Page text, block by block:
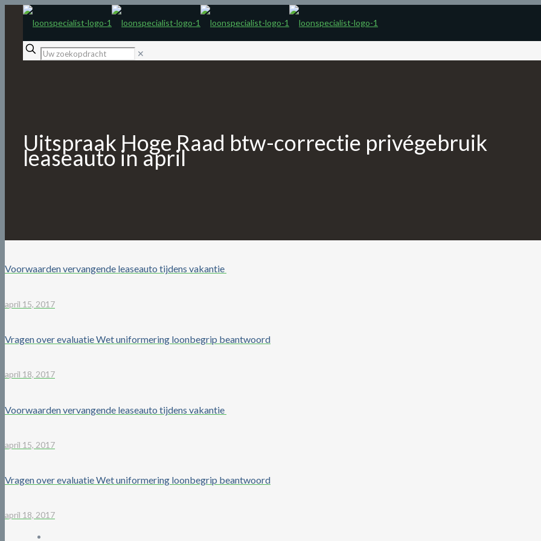
✕
Uitspraak Hoge Raad btw-correctie privégebruik
leaseauto in april
Voorwaarden vervangende leaseauto tijdens vakantie
april 15, 2017
Vragen over evaluatie Wet uniformering loonbegrip beantwoord
april 18, 2017
Voorwaarden vervangende leaseauto tijdens vakantie
april 15, 2017
Vragen over evaluatie Wet uniformering loonbegrip beantwoord
april 18, 2017